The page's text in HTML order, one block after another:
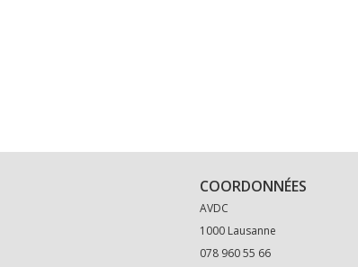
COORDONNÉES
AVDC
1000 Lausanne
078 960 55 66